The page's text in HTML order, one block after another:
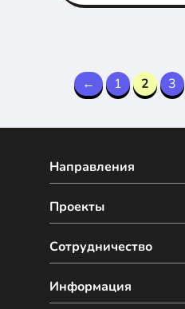
Alibaba в статье
← 1 2 3
Направления
Сотрудничество
Проекты
Информация